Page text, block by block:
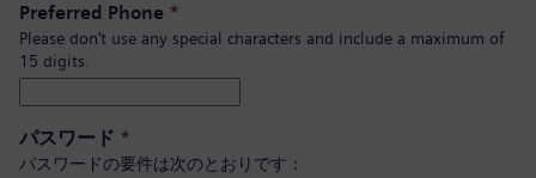
Preferred Phone *
Please don’t use any special characters and include a maximum of
15 digits.
パスワード *
パスワードの要件は次のとおりです：